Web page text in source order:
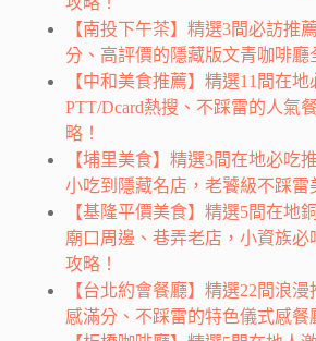
【南投下午茶】精選3間必訪推
分、高評價的隱藏版文青咖啡廳
【中和美食推薦】精選11間在地
PTT/Dcard熱搜、不踩雷的人氣
略！
【埔里美食】精選3間在地必吃
小吃到隱藏名店，老饕級不踩雷
【基隆平價美食】精選5間在地
廟口周邊、巷弄老店，小資族必
攻略！
【台北約會餐廳】精選22間浪漫
感滿分、不踩雷的特色儀式感餐